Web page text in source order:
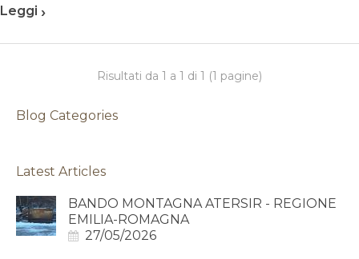
Leggi ›
Risultati da 1 a 1 di 1 (1 pagine)
Blog Categories
Latest Articles
BANDO MONTAGNA ATERSIR - REGIONE
EMILIA-ROMAGNA
27/05/2026